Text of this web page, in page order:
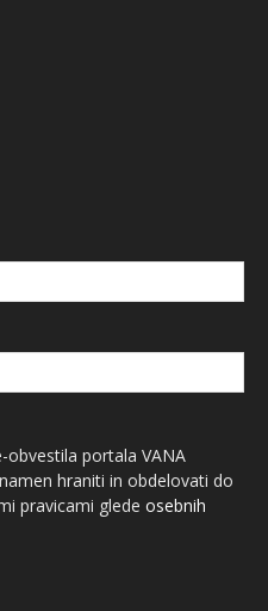
portala VANA
hraniti in obdelovati do
pravicami glede osebnih